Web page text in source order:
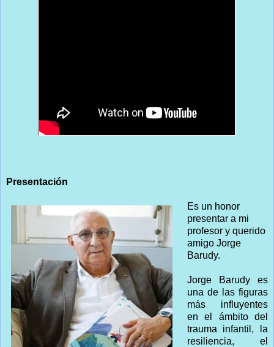
Presentación
Es un honor
presentar a mi
profesor y querido
amigo Jorge
Barudy.
Jorge Barudy es
una de las figuras
más influyentes
en el ámbito del
trauma infantil, la
resiliencia, el